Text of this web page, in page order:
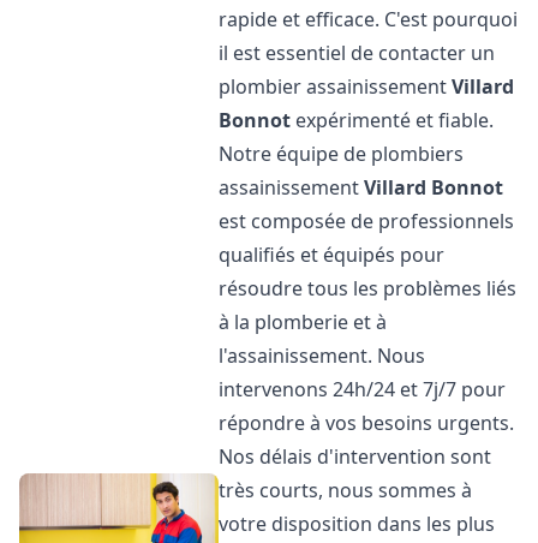
rapide et efficace. C'est pourquoi
il est essentiel de contacter un
plombier assainissementVillard
Bonnot expérimenté et fiable.
Notre équipe de plombiers
assainissementVillard Bonnot
est composée de professionnels
qualifiés et équipés pour
résoudre tous les problèmes liés
à la plomberie et à
l'assainissement. Nous
intervenons 24h/24 et 7j/7 pour
répondre à vos besoins urgents.
Nos délais d'intervention sont
très courts, nous sommes à
votre disposition dans les plus